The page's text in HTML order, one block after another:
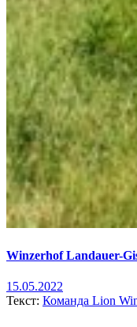
Winzerhof Landauer-
15.05.2022
Текст: Команда Lion